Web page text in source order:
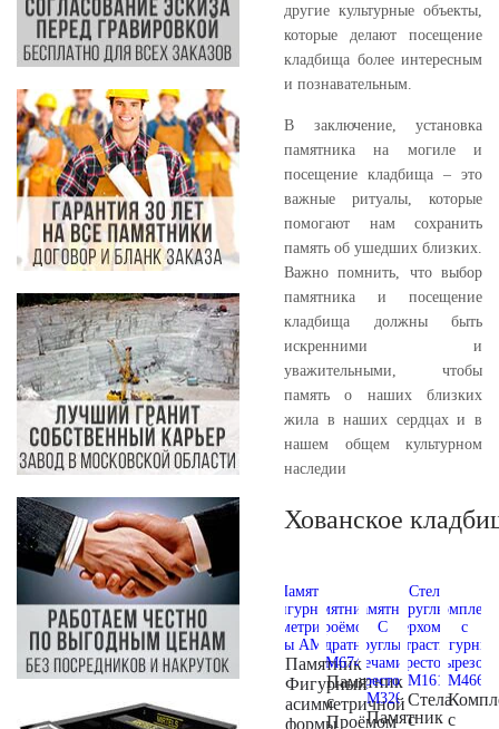
другие культурные объекты,
которые делают посещение
кладбища более интересным
и познавательным.
В заключение, установка
памятника на могиле и
посещение кладбища – это
важные ритуалы, которые
помогают нам сохранить
память об ушедших близких.
Важно помнить, что выбор
памятника и посещение
кладбища должны быть
искренними и
уважительными, чтобы
память о наших близких
жила в наших сердцах и в
нашем общем культурном
наследии
Хованское
Памятник
Фигурный
асимметричной
формы
Памятник
с
ПроёмомПамятник
Стела
с
с